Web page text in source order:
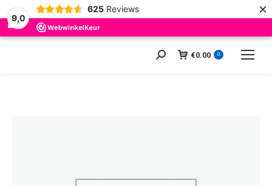
9,0
625 Reviews ×
Zoeken: €0.00 0